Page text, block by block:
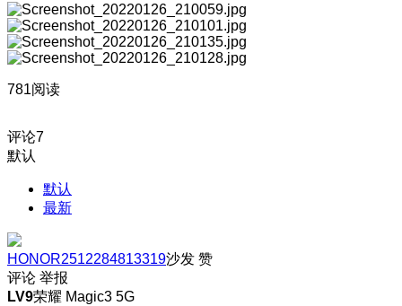
781阅读
评论7
默认
默认
最新
HONOR2512284813319沙发 赞
评论 举报
LV9荣耀 Magic3 5G